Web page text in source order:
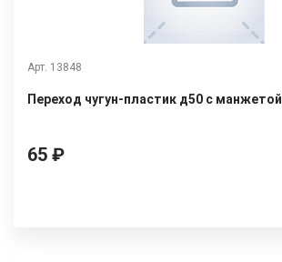
Арт. 13848
Переход чугун-пластик д50 с манжетой
65 ₽